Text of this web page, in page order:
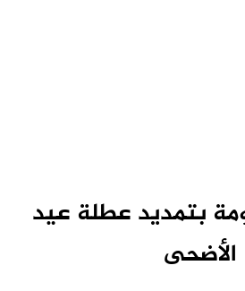
بتمديد عطلة عيد
الأضحى